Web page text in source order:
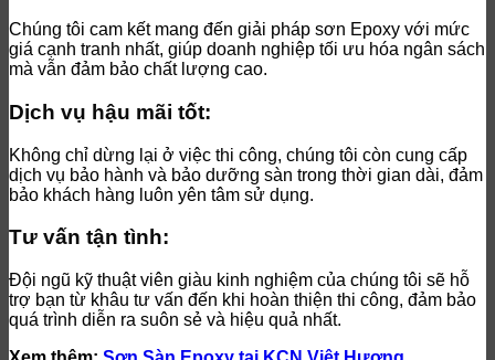
Chúng tôi cam kết mang đến giải pháp sơn Epoxy với mức
giá cạnh tranh nhất, giúp doanh nghiệp tối ưu hóa ngân sách
mà vẫn đảm bảo chất lượng cao.
Dịch vụ hậu mãi tốt:
Không chỉ dừng lại ở việc thi công, chúng tôi còn cung cấp
dịch vụ bảo hành và bảo dưỡng sàn trong thời gian dài, đảm
bảo khách hàng luôn yên tâm sử dụng.
Tư vấn tận tình:
Đội ngũ kỹ thuật viên giàu kinh nghiệm của chúng tôi sẽ hỗ
trợ bạn từ khâu tư vấn đến khi hoàn thiện thi công, đảm bảo
quá trình diễn ra suôn sẻ và hiệu quả nhất.